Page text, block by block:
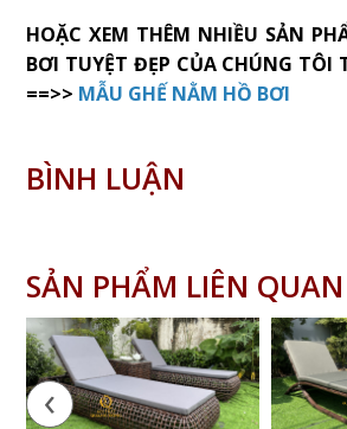
HOẶC XEM THÊM NHIỀU SẢN
BƠI TUYỆT ĐẸP CỦA CHÚNG TÔI
==>> MẪU GHẾ NẰM HỒ BƠI
BÌNH LUẬN
SẢN PHẨM LIÊN QUAN
‹